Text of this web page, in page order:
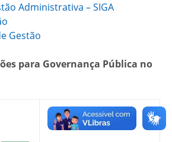
Administrativa – SIGA
Gestão
para Governança Pública no